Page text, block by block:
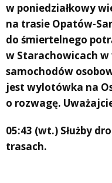
w poniedziałkowy
na trasie Opatów-
do śmiertelnego
w Starachowicach
samochodów
jest wylotówka na
o rozwagę.
05:43 (wt.) Służby
trasach.